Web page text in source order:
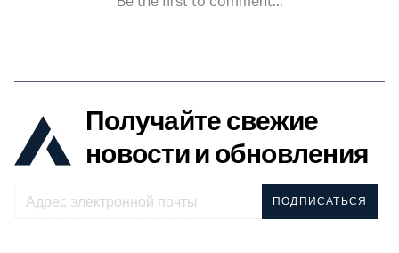
Получайте свежие
новости и обновления
ПОДПИСАТЬСЯ